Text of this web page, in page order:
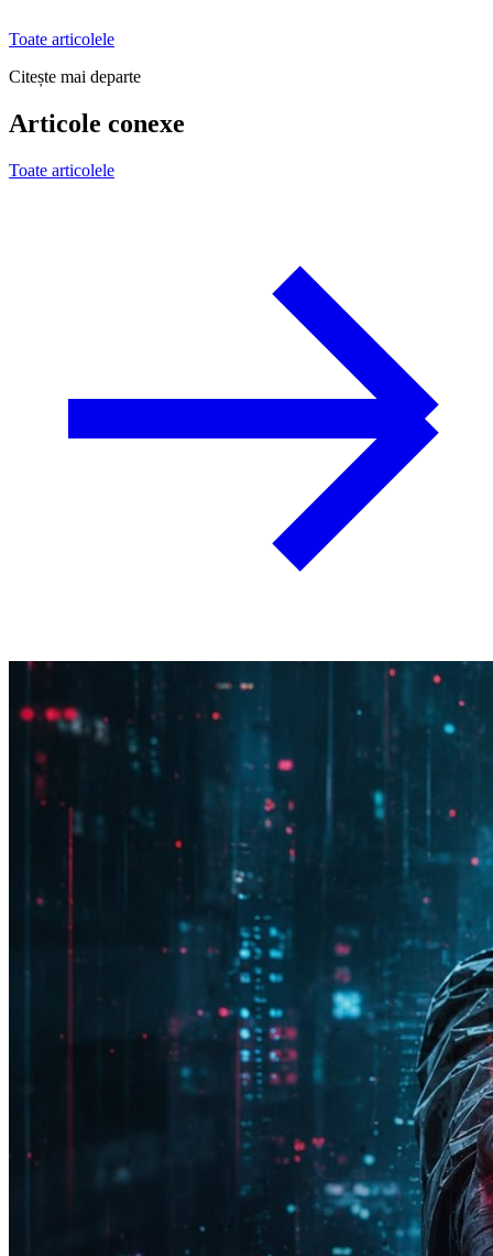
Toate articolele
Citește mai departe
Articole conexe
Toate articolele